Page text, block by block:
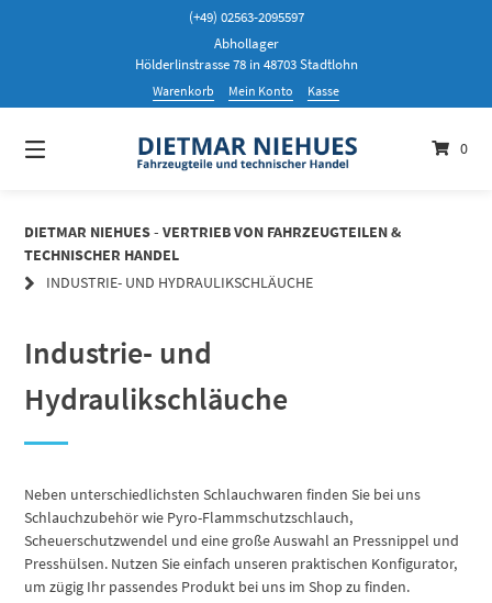
(+49) 02563-2095597
Abhollager
Hölderlinstrasse 78 in 48703 Stadtlohn
Warenkorb Mein Konto Kasse
0
DIETMAR NIEHUES - VERTRIEB VON FAHRZEUGTEILEN &
TECHNISCHER HANDEL
INDUSTRIE- UND HYDRAULIKSCHLÄUCHE
Industrie- und
Hydraulikschläuche
Neben unterschiedlichsten Schlauchwaren finden Sie bei uns
Schlauchzubehör wie Pyro-Flammschutzschlauch,
Scheuerschutzwendel und eine große Auswahl an Pressnippel und
Presshülsen. Nutzen Sie einfach unseren praktischen Konfigurator,
um zügig Ihr passendes Produkt bei uns im Shop zu finden.